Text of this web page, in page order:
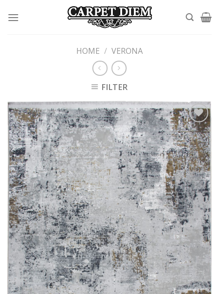
HOME / VERONA
FILTER
Add to
wishlist